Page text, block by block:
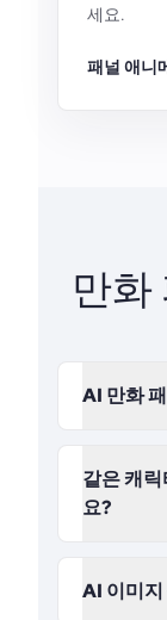
세요.
패널 애니
만화
AI 만화
같은 캐
요?
AI 이미